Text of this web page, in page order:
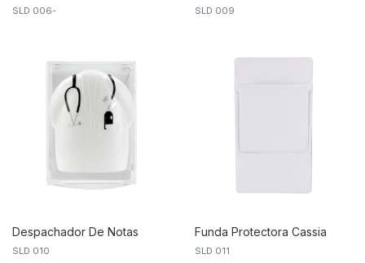
SLD 006- SLD 009
Despachador De Notas
Doctor
SLD 010
Funda Protectora Cassia
SLD 011